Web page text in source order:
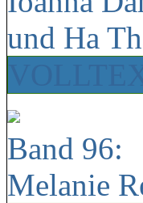
und Ha
Band 96:
Melanie